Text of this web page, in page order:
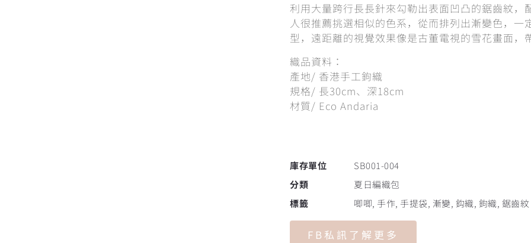
利用大量跨行長長針來勾勒出表面凹凸的鋸齒紋，
人很推薦挑選相似的色系，從而排列出漸變色，一
型，遠距離的視覺效果像是古董電視的雪花畫面，
織品資料：
產地/ 香港手工鉤織
規格/ 長30cm、深18cm
材質/ Eco Andaria
庫存單位
SB001-004
分類
夏日編織包
標籤
唧唧, 手作, 手提袋, 漸變, 鈎織, 鉤織, 鋸齒紋
FB私訊了解更多